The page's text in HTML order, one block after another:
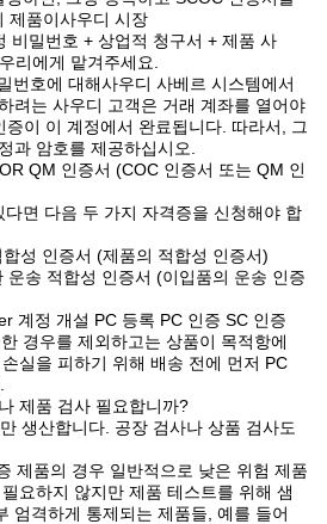
제품이사우디 시장
비밀번호 + 상업적 청구서 + 제품 사
리에게 맡겨주세요.
번호에 대해사우디 사베르 시스템에서
려는 사우디 고객은 거래 계좌를 열어야
이 이 계정에서 완료됩니다. 따라서, 그
과 암호를 제공하십시오.
QM 인증서 (COC 인증서 또는 QM 인
면 다음 두 가지 자격증을 신청해야 합
성 인증서 (제품의 적합성 인증서)
운송 적합성 인증서 (이입품의 운송 인증
계정 개설 PC 등록 PC 인증 SC 인증
경우를 제외하고는 상품이 목적항에
실을 피하기 위해 배송 전에 먼저 PC
제품 검사 필요합니까?
생산합니다. 공장 검사나 상품 검사도
제품의 경우 일반적으로 낮은 위험 제품
요하지 않지만 제품 테스트를 위해 샘
엄격하게 통제되는 제품들, 예를 들어